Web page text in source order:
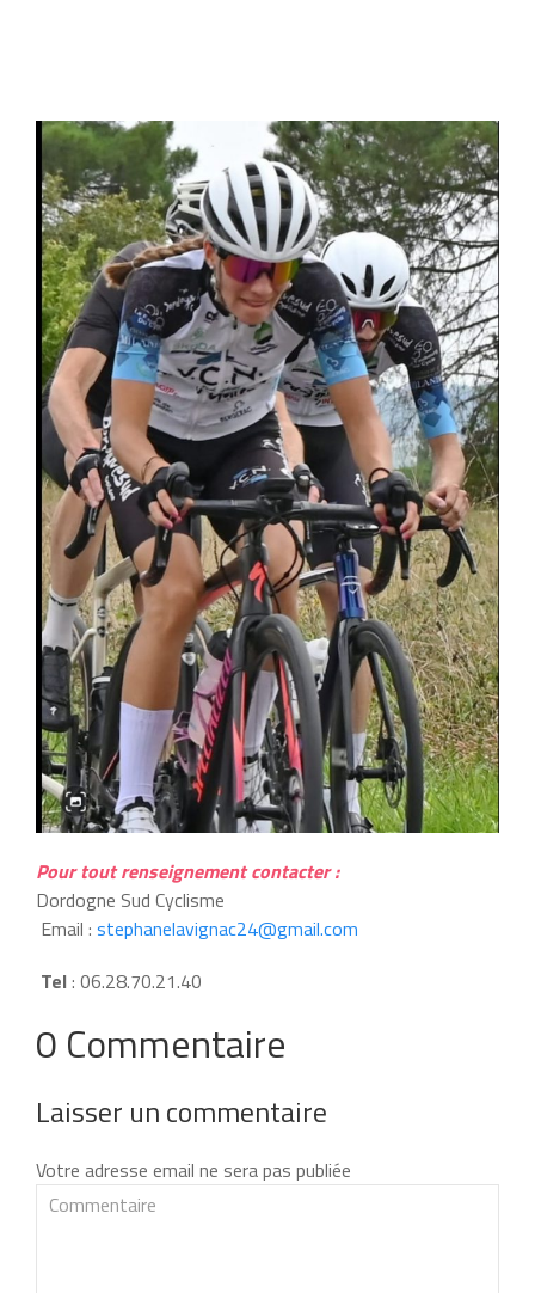
Pour tout renseignement contacter :
Dordogne Sud Cyclisme
Email : stephanelavignac24@gmail.com
Tel: 06.28.70.21.40
0 Commentaire
Laisser un commentaire
Votre adresse email ne sera pas publiée